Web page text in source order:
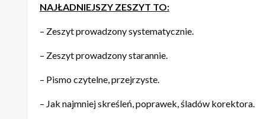
NAJŁADNIEJSZY ZESZYT TO:
– Zeszyt prowadzony systematycznie.
– Zeszyt prowadzony starannie.
– Pismo czytelne, przejrzyste.
– Jak najmniej skreśleń, poprawek, śladów korektora.